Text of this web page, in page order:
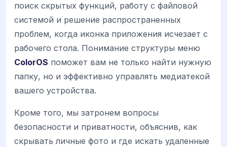
поиск скрытых функций, работу с файловой
системой и решение распространенных
проблем, когда иконка приложения исчезает с
рабочего стола. Понимание структуры меню
ColorOS поможет вам не только найти нужную
папку, но и эффективно управлять медиатекой
вашего устройства.
Кроме того, мы затронем вопросы
безопасности и приватности, объяснив, как
скрывать личные фото и где искать удаленные